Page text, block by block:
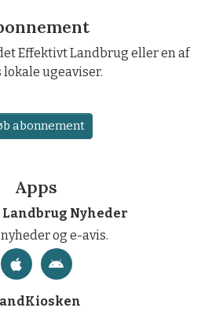
Effektivt Landbrug eller en af
lokale ugeaviser.
abonnement
Apps
Nyheder
og e-avis.